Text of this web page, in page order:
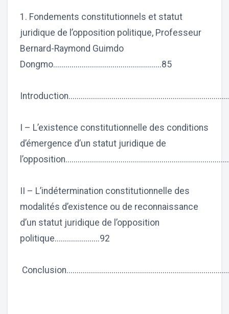
1. Fondements constitutionnels et statut
juridique de l’opposition politique, Professeur
Bernard-Raymond Guimdo
Dongmo.....................................................85
I – L’existence constitutionnelle des conditions
d’émergence d’un statut juridique de
II – L’indétermination constitutionnelle des
modalités d’existence ou de reconnaissance
d’un statut juridique de l’opposition
politique......................92